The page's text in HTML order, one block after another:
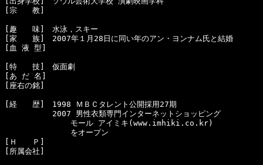
[宗　　教]
[趣　　味]　水泳，スキー
[家　　族]　2007年１月28日に同い年のアン・ヨンナム氏と結婚
[血 液 型]
[特　　技]　仮面劇
[あ だ 名]
[座右の銘]
[経　　歴]　1998 ＭＢＣタレント公開採用27期
  　　　　　2007 男性衣類専門インターネットショッピング
モール アイミキ(www.imhiki.co.kr)
をオープン
[Ｈ　　Ｐ]
[所属会社]